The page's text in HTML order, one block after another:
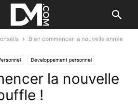
Bien commencer la nouvelle année
Développement personnel
la nouvelle
!